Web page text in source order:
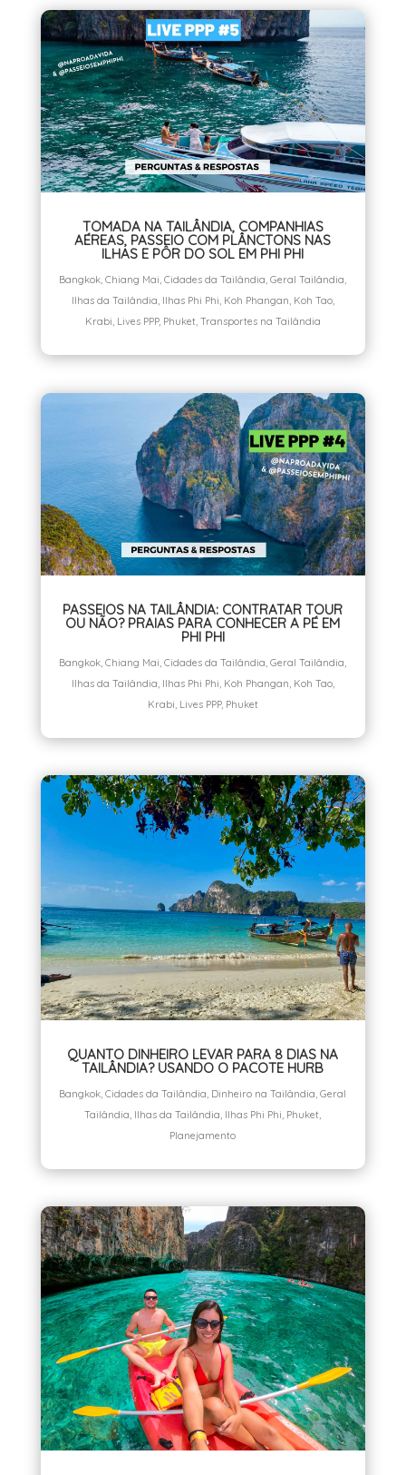
TOMADA NA TAILÂNDIA, COMPANHIAS
AÉREAS, PASSEIO COM PLÂNCTONS NAS
ILHAS E PÔR DO SOL EM PHI PHI
Bangkok,Chiang Mai,Cidades da Tailândia,Geral Tailândia,
Ilhas da Tailândia, Ilhas Phi Phi, Koh Phangan, Koh Tao,
Krabi, Lives PPP, Phuket, Transportes na Tailândia
PASSEIOS NA TAILÂNDIA: CONTRATAR TOUR
OU NÃO? PRAIAS PARA CONHECER A PÉ EM
PHI PHI
Bangkok,Chiang Mai,Cidades da Tailândia,Geral Tailândia,
Ilhas da Tailândia, Ilhas Phi Phi, Koh Phangan, Koh Tao,
Krabi, Lives PPP, Phuket
QUANTO DINHEIRO LEVAR PARA 8 DIAS NA
TAILÂNDIA? USANDO O PACOTE HURB
Bangkok ,Cidades da Tailândia Dinheiro na Tailândia ,Geral
Tailândia Ilhas da Tailândia Ilhas Phi Phi Phuket
Planejamento